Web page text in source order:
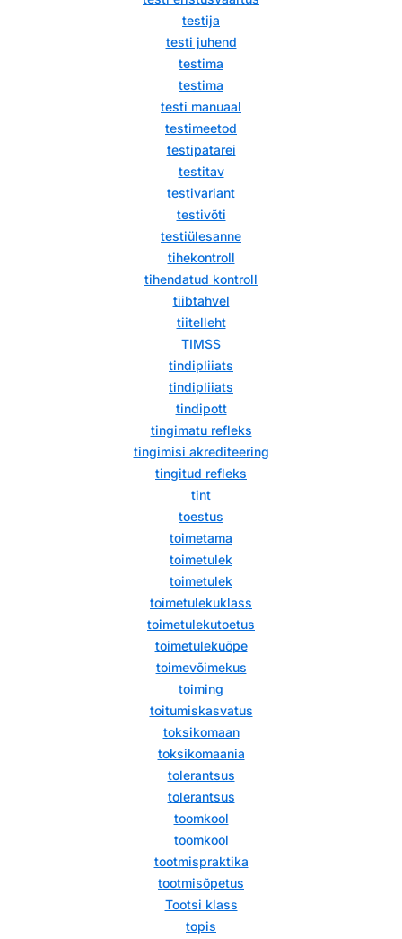
testija
testi juhend
testima
testima
testi manuaal
testimeetod
testipatarei
testitav
testivariant
testivõti
testiülesanne
tihekontroll
tihendatud kontroll
tiibtahvel
tiitelleht
TIMSS
tindipliiats
tindipliiats
tindipott
tingimatu refleks
tingimisi akrediteering
tingitud refleks
tint
toestus
toimetama
toimetulek
toimetulek
toimetulekuklass
toimetulekutoetus
toimetulekuõpe
toimevõimekus
toiming
toitumiskasvatus
toksikomaan
toksikomaania
tolerantsus
tolerantsus
toomkool
toomkool
tootmispraktika
tootmisõpetus
Tootsi klass
topis